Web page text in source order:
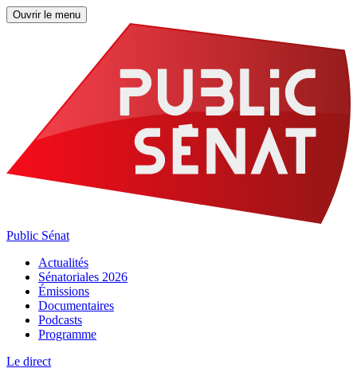
Ouvrir le menu
Public Sénat
Actualités
Sénatoriales 2026
Émissions
Documentaires
Podcasts
Programme
Le direct